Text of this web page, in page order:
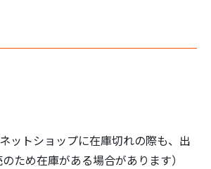
ネットショップに在庫切れの際も、出
ため在庫がある場合があります）